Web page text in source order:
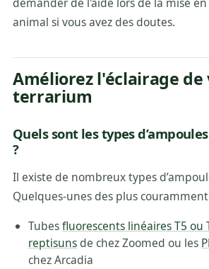
animal si vous avez des doutes.
Améliorez l'éclairage de
terrarium
Quels sont les types
?
Il existe de nombreux types
Quelques-unes des plus
Tubesfluorescents linéaires T5 ou
reptisunsde chez Zoomed ou les
chez Arcadia